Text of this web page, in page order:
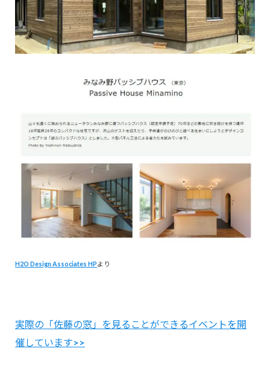
H2O Design Associates HPより
実際の「佐藤の窓」を見ることができるイベントを開
催しています>>